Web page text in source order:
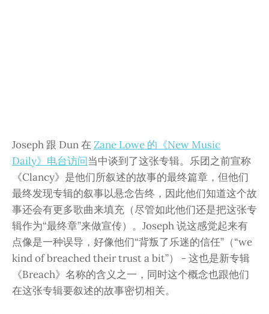
Joseph 跟 Dun 在 Zane Lowe 的《New Music
Daily》电台访问当中谈到了这张专辑。乐团之前宣称
《Clancy》是他们所叙述的故事的最终篇章，但他们
最终发现专辑的叙事以悬念告终，因此他们知道这个故
事还会有更多歌曲来填充（尽管如此他们还是把这张专
辑作为“最终章”来做宣传）。Joseph 说这感觉起来有
点像是一种误导，好像他们“背叛了乐迷的信任”（“we
kind of breached their trust a bit”） - 这也是新专辑
《Breach》名称的含义之一，同时这个概念也跟他们
在这张专辑要叙述的故事密切相关。